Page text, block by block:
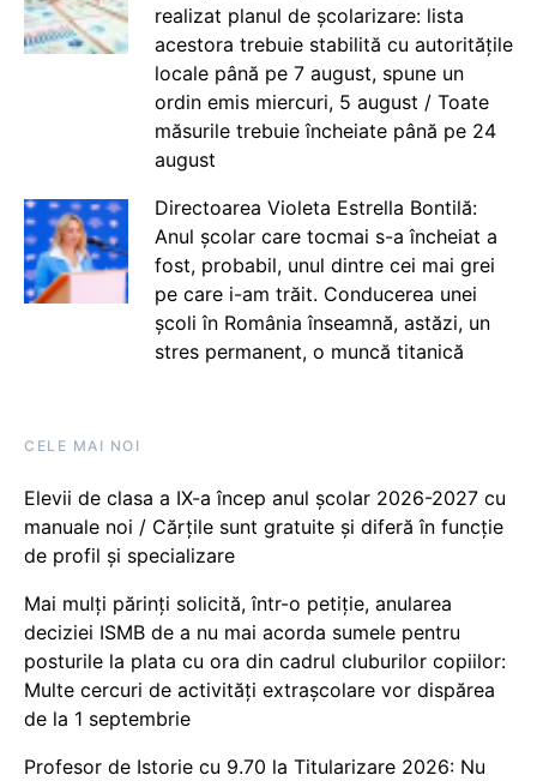
realizat planul de școlarizare: lista
acestora trebuie stabilită cu autoritățile
locale până pe 7 august, spune un
ordin emis miercuri, 5 august / Toate
măsurile trebuie încheiate până pe 24
august
Directoarea Violeta Estrella Bontilă:
Anul școlar care tocmai s-a încheiat a
fost, probabil, unul dintre cei mai grei
pe care i-am trăit. Conducerea unei
școli în România înseamnă, astăzi, un
stres permanent, o muncă titanică
CELE MAI NOI
Elevii de clasa a IX-a încep anul școlar 2026-2027 cu
manuale noi / Cărțile sunt gratuite și diferă în funcție
de profil și specializare
Mai mulți părinți solicită, într-o petiție, anularea
deciziei ISMB de a nu mai acorda sumele pentru
posturile la plata cu ora din cadrul cluburilor copiilor:
Multe cercuri de activități extrașcolare vor dispărea
de la 1 septembrie
Profesor de Istorie cu 9.70 la Titularizare 2026: Nu